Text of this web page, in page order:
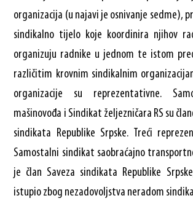
organizacija (u najavi je osnivanje sedme),
sindikalno tijelo koje koordinira njihov
organizuju radnike u jednom te istom
različitim krovnim sindikalnim
organizacije su reprezentativne.
mašinovođa i Sindikat željezničara RS su
sindikata Republike Srpske. Treći
Samostalni sindikat saobraćajno
je član Saveza sindikata Republike
istupio zbog nezadovoljstva neradom